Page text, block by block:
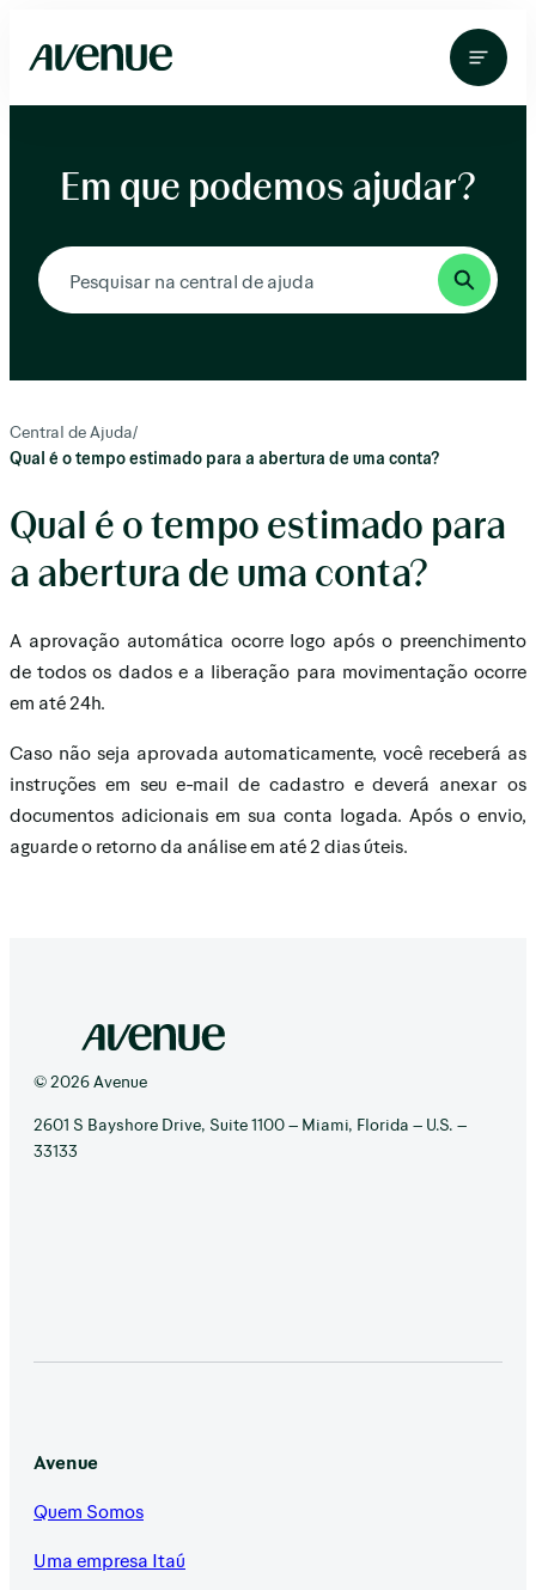
para
conteúdo
Em que podemos ajudar?
Central de Ajuda/
Qual é o tempo estimado para a abertura de uma conta?
Qual é o tempo estimado para
a abertura de uma conta?
A aprovação automática ocorre logo após o preenchimento
de todos os dados e a liberação para movimentação ocorre
em até 24h.
Caso não seja aprovada automaticamente, você receberá as
instruções em seu e-mail de cadastro e deverá anexar os
documentos adicionais em sua conta logada. Após o envio,
aguarde o retorno da análise em até 2 dias úteis.
© 2026 Avenue
2601 S Bayshore Drive, Suite 1100 – Miami, Florida – U.S. –
33133
Avenue
Quem Somos
Uma empresa Itaú